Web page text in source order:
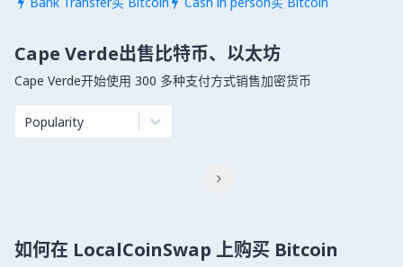
 
Cape Verde出售比特币、以太坊
Cape Verde开始使用 300 多种支付方式销售加密货币
Popularity

如何在 LocalCoinSwap 上购买 Bitcoin